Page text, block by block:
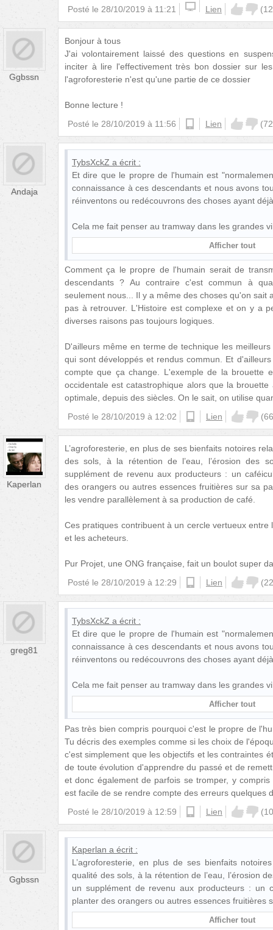
Posté le 28/10/2019 à 11:21 Lien (
Ggbssn
Bonjour à tous
J'ai volontairement laissé des questions en
inciter à lire l'effectivement très bon dossier sur
l'agroforesterie n'est qu'une partie de ce dossier
Bonne lecture !
Posté le 28/10/2019 à 11:56 androidLien (72
Andaja
TybsXckZ a écrit :
Et dire que le propre de l'humain est
connaissance à ces descendants et nous avons
réinventons ou redécouvrons des choses ayant
Cela me fait penser au tramway dans les grandes
Afficher tout
Comment ça le propre de l'humain serait de
descendants ? Au contraire c'est commun à
seulement nous... Il y a même des choses qu'on sait
pas à retrouver. L'Histoire est complexe et on y a
diverses raisons pas toujours logiques.
D'ailleurs même en terme de technique les
qui sont développés et rendus commun. Et
compte que ça change. L'exemple de la brouette
occidentale est catastrophique alors que la
optimale, depuis des siècles. On le sait, on utilise
Posté le 28/10/2019 à 12:02 androidLien (66
Kaperlan
L’agroforesterie, en plus de ses bienfaits notoires
des sols, à la rétention de l’eau, l’érosion des
supplément de revenu aux producteurs : un
des orangers ou autres essences fruitières sur sa
les vendre parallèlement à sa production de café.
Ces pratiques contribuent à un cercle vertueux entre
et les acheteurs.
Pur Projet, une ONG française, fait un boulot super
Posté le 28/10/2019 à 12:29 ios Lien (22
greg81
TybsXckZ a écrit :
Et dire que le propre de l'humain est
connaissance à ces descendants et nous avons
réinventons ou redécouvrons des choses ayant
Cela me fait penser au tramway dans les grandes
Afficher tout
Pas très bien compris pourquoi c'est le propre de
Tu décris des exemples comme si les choix de
c'est simplement que les objectifs et les contraintes
de toute évolution d'apprendre du passé et de
et donc également de parfois se tromper, y
est facile de se rendre compte des erreurs quelques
Posté le 28/10/2019 à 12:59 androidLien (10
Ggbssn
Kaperlan a écrit :
L’agroforesterie, en plus de ses bienfaits
qualité des sols, à la rétention de l’eau, l’érosion
un supplément de revenu aux producteurs : un
planter des orangers ou autres essences fruitières
Afficher tout